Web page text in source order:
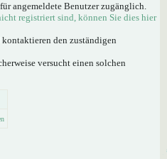
angemeldete Benutzer zugänglich.
registriert sind, können Sie dies hier
den zuständigen
versucht einen solchen